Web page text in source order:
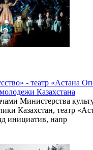
- театр «Астана
Казахстана
Министерства
Казахстан, театр
инициатив, напр